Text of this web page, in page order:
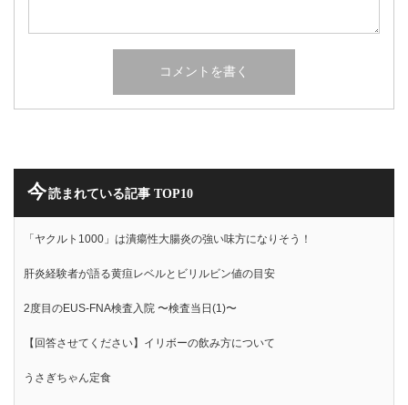
今読まれている記事 TOP10
「ヤクルト1000」は潰瘍性大腸炎の強い味方になりそう！
肝炎経験者が語る黄疸レベルとビリルビン値の目安
2度目のEUS-FNA検査入院 〜検査当日(1)〜
【回答させてください】イリボーの飲み方について
うさぎちゃん定食